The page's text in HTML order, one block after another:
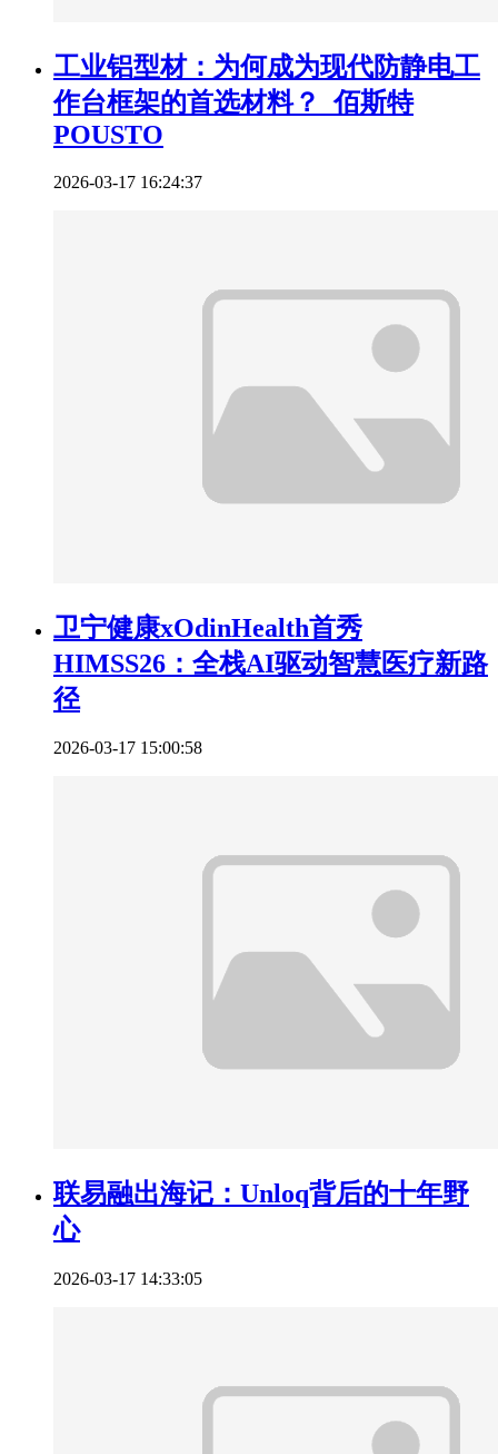
工业铝型材：为何成为现代防静电工
作台框架的首选材料？_佰斯特
POUSTO
2026-03-17 16:24:37
卫宁健康xOdinHealth首秀
HIMSS26：全栈AI驱动智慧医疗新路
径
2026-03-17 15:00:58
联易融出海记：Unloq背后的十年野
心
2026-03-17 14:33:05